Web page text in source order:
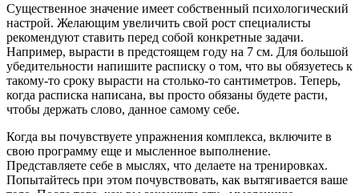
Существенное значение имеет собственный психологический
настрой. Желающим увеличить свой рост специалисты
рекомендуют ставить перед собой конкретные задачи.
Например, вырасти в предстоящем году на 7 см. Для большой
убедительности напишите расписку о том, что вы обязуетесь к
такому-то сроку вырасти на столько-то сантиметров. Теперь,
когда расписка написана, вы просто обязаны будете расти,
чтобы держать слово, данное самому себе.
Когда вы почувствуете упражнения комплекса, включите в
свою программу еще и мысленное выполнение.
Представляете себе в мыслях, что делаете на тренировках.
Попытайтесь при этом почувствовать, как вытягивается ваше